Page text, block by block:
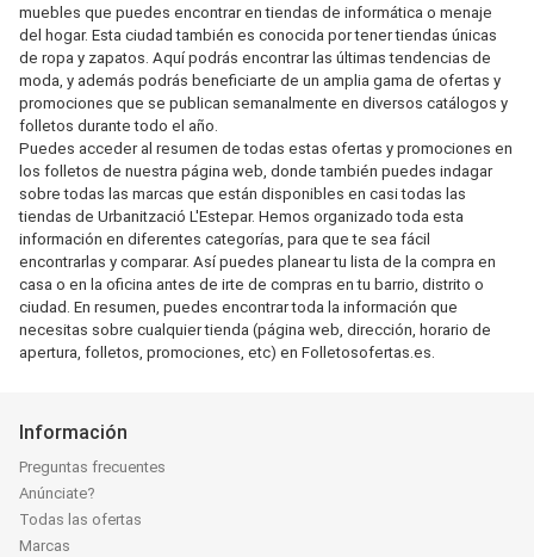
muebles que puedes encontrar en tiendas de informática o menaje
del hogar. Esta ciudad también es conocida por tener tiendas únicas
de ropa y zapatos. Aquí podrás encontrar las últimas tendencias de
moda, y además podrás beneficiarte de un amplia gama de ofertas y
promociones que se publican semanalmente en diversos catálogos y
folletos durante todo el año.
Puedes acceder al resumen de todas estas ofertas y promociones en
los folletos de nuestra página web, donde también puedes indagar
sobre todas las marcas que están disponibles en casi todas las
tiendas de Urbanització L'Estepar. Hemos organizado toda esta
información en diferentes categorías, para que te sea fácil
encontrarlas y comparar. Así puedes planear tu lista de la compra en
casa o en la oficina antes de irte de compras en tu barrio, distrito o
ciudad. En resumen, puedes encontrar toda la información que
necesitas sobre cualquier tienda (página web, dirección, horario de
apertura, folletos, promociones, etc) en Folletosofertas.es.
Información
Preguntas frecuentes
Anúnciate?
Todas las ofertas
Marcas